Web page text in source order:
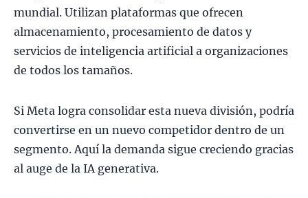
mundial. Utilizan plataformas que ofrecen
almacenamiento, procesamiento de datos y
servicios de inteligencia artificial a organizaciones
de todos los tamaños.
Si Meta logra consolidar esta nueva división, podría
convertirse en un nuevo competidor dentro de un
segmento. Aquí la demanda sigue creciendo gracias
al auge de la IA generativa.